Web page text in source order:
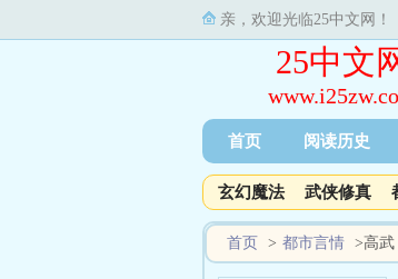
亲，欢迎光临25中文网！
25中文
首页 阅读历史
玄幻魔法 武侠修真
首页 > 都市言情 >高武